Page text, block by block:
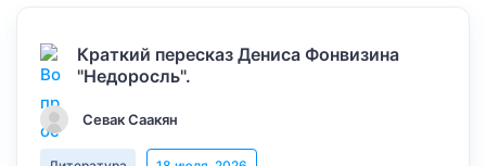
Краткий пересказ Дениса Фонвизина
"Недоросль".
Севак Саакян